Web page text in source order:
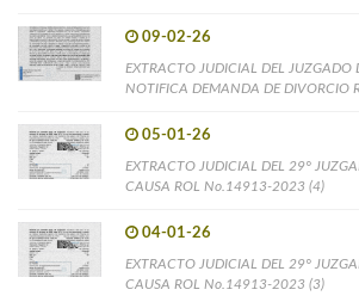
09-02-26
EXTRACTO JUDICIAL DEL JUZGADO
NOTIFICA DEMANDA DE DIVORCIO
05-01-26
EXTRACTO JUDICIAL DEL 29°
CAUSA ROL No.14913-2023 (4)
04-01-26
EXTRACTO JUDICIAL DEL 29°
CAUSA ROL No.14913-2023 (3)